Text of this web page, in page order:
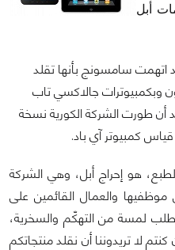
أبل
اتهمت سامسونج بأنها تقلد
جالاكسي تاب
أن طورت الشركة الكورية نسخة
كمبيوتر آي باد.
هو إحراج أبل، وهي الشركة
والعمال القائمين على
لمسة من التهكّم والسخرية،
لا تريدوننا أن نقلد منتجاتكم